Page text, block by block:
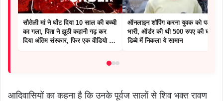
सौतेली मां ने घोंट दिया 10 साल की बच्ची
का गला, पिता ने झूठी कहानी गढ़ कर
दिया अंतिम संस्कार, फिर एक वीडियो से
ऑनलाइन शॉपिंग करना युवक को पड़ा
भारी, ऑर्डर की थी 500 रुपए की घड़ी,
डिब्बे में निकला ये सामान
आदिवासियों का कहना है कि उनके पूर्वज सालों से शिव भक्त रावण